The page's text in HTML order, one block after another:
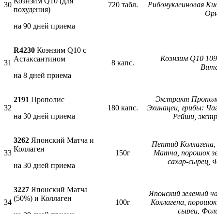
30
похудения)
на 90 дней приема
720 табл.
Рибонуклеиновая
31
R4230 Коэнзим Q10 с
Астаксантином
на 8 дней приема
8 капс.
Коэнзим Q10
32
2191 Прополис
на 30 дней приема
180 капс.
Экстракт
Эхинацеи, грибы:
Рейши,
33
3262 Японский Матча и
Коллаген
на 30 дней приема
150г
Пептид Коллагена,
Матча, порошок
сахар-сырец,
34
3227 Японский Матча
(50%) и Коллаген
100г
Японский зеленый
Коллагена,
сырец,